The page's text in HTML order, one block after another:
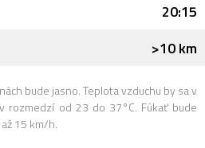
20:15
>10 km
bude jasno. Teplota vzduchu by sa v
rozmedzí od 23 do 37°C. Fúkať bude
15 km/h.